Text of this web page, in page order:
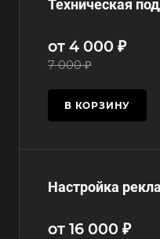
Техническая
от 4 000 ₽
7 000 ₽
В КОРЗИНУ
Настройка
от 16 000 ₽